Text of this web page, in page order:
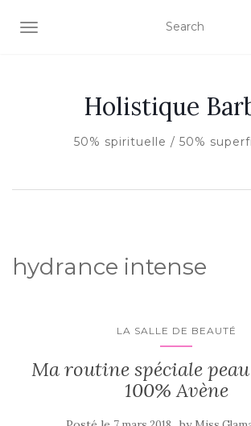
AFFICHER/MASQUER LA NAVIGATION
Holistique
50% spirituelle / 50%
hydrance intense
LA SALLE DE BEAUTÉ
Ma routine spéciale
100% Avène